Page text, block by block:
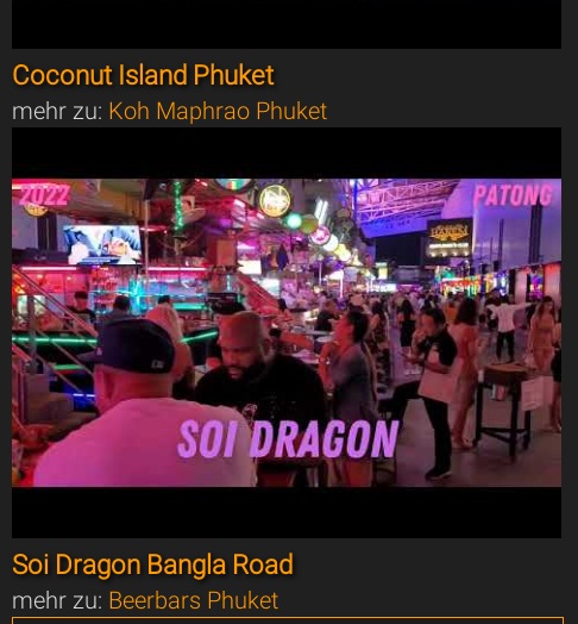
Coconut Island Phuket
mehr zu: Koh Maphrao Phuket
Soi Dragon Bangla Road
mehr zu: Beerbars Phuket